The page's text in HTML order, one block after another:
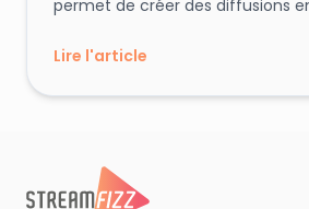
permet de créer des diffusions
Lire l'article